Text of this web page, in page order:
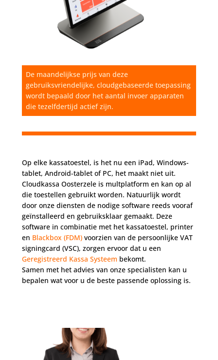
De maandelijkse prijs van deze
gebruiksvriendelijke, cloudgebaseerde toepassing
wordt bepaald door het aantal invoer apparaten
die tezelfdertijd actief zijn.
Op elke kassatoestel, is het nu een iPad, Windows-
tablet, Android-tablet of PC, het maakt niet uit.
Cloudkassa Oosterzele is multplatform en kan op al
die toestellen gebruikt worden. Natuurlijk wordt
door onze diensten de nodige software reeds vooraf
geïnstalleerd en gebruiksklaar gemaakt. Deze
software in combinatie met het kassatoestel, printer
en Blackbox (FDM)voorzien van de persoonlijke VAT
signingcard (VSC), zorgen ervoor dat u een
Geregistreerd Kassa Systeem bekomt.
Samen met het advies van onze specialisten kan u
bepalen wat voor u de beste passende oplossing is.